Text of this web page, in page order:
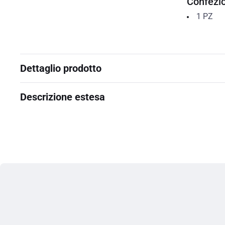
1 PZ
Dettaglio prodotto
Descrizione estesa